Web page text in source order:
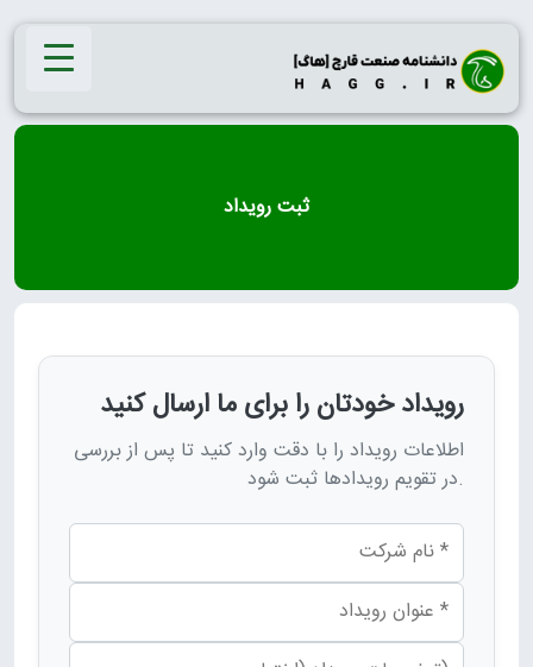
Skip
content
ثبت رویداد
رویداد خودتان را برای ما ارسال کنید
اطلاعات رویداد را با دقت وارد کنید تا پس از بررسی
در تقویم رویدادها ثبت شود.